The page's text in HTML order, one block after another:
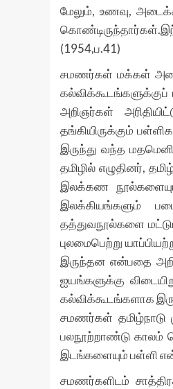
மேலும், உணவு,
(1954,ப.41)
சமணர்கள் மக்கள்
அறிஞர்கள்
தங்கியிருக்கும்
இருந்து வந்த
தமிழில் எழுதினர்,
இலக்கண
இலக்கியங்களும்
தத்துவநூல்களை
புலமைபெற்று
இருந்தன என்பதை
ஐயங்களுக்கு
கல்விக்கூடங்களாக
சமணர்கள்
பலநூற்றாண்டு காலம்
இடங்களையும் பள்ளி
சமணர்களிடம்